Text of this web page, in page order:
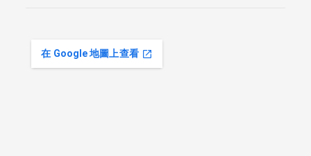
在 Google 地圖上查看